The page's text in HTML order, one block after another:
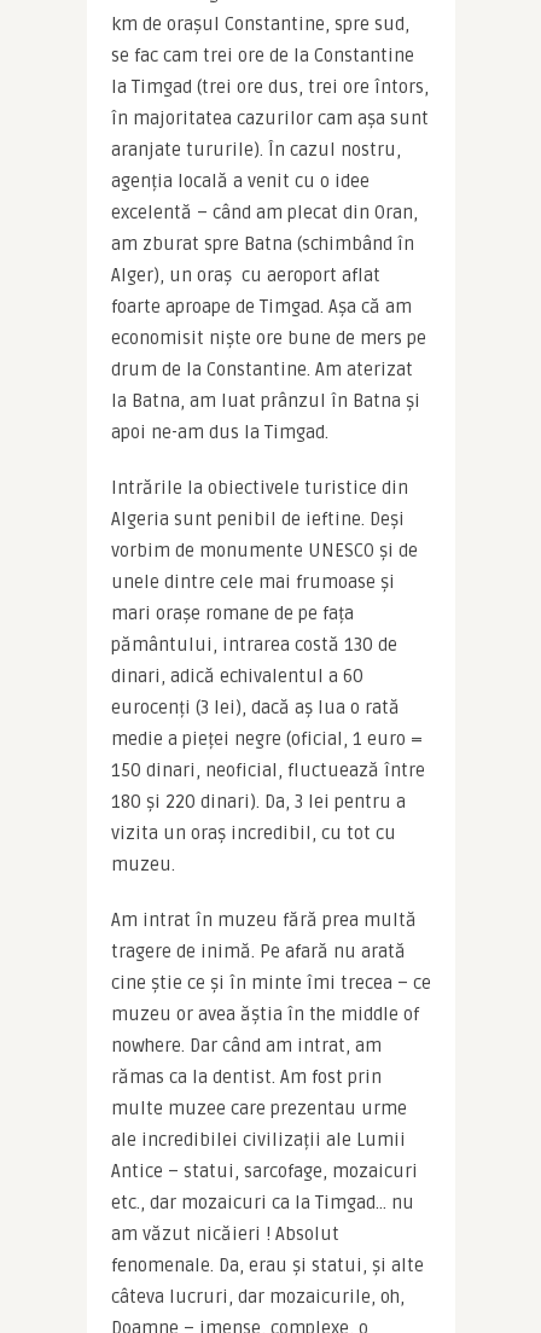
km de orașul Constantine, spre sud,
se fac cam trei ore de la Constantine
la Timgad (trei ore dus, trei ore întors,
în majoritatea cazurilor cam așa sunt
aranjate tururile). În cazul nostru,
agenția locală a venit cu o idee
excelentă – când am plecat din Oran,
am zburat spre Batna (schimbând în
Alger), un oraș  cu aeroport aflat
foarte aproape de Timgad. Așa că am
economisit niște ore bune de mers pe
drum de la Constantine. Am aterizat
la Batna, am luat prânzul în Batna și
apoi ne-am dus la Timgad.
Intrările la obiectivele turistice din
Algeria sunt penibil de ieftine. Deși
vorbim de monumente UNESCO și de
unele dintre cele mai frumoase și
mari orașe romane de pe fața
pământului, intrarea costă 130 de
dinari, adică echivalentul a 60
eurocenți (3 lei), dacă aș lua o rată
medie a pieței negre (oficial, 1 euro =
150 dinari, neoficial, fluctuează între
180 și 220 dinari). Da, 3 lei pentru a
vizita un oraș incredibil, cu tot cu
muzeu.
Am intrat în muzeu fără prea multă
tragere de inimă. Pe afară nu arată
cine știe ce și în minte îmi trecea – ce
muzeu or avea ăștia în the middle of
nowhere. Dar când am intrat, am
rămas ca la dentist. Am fost prin
multe muzee care prezentau urme
ale incredibilei civilizații ale Lumii
Antice – statui, sarcofage, mozaicuri
etc., dar mozaicuri ca la Timgad… nu
am văzut nicăieri ! Absolut
fenomenale. Da, erau și statui, și alte
câteva lucruri, dar mozaicurile, oh,
Doamne – imense, complexe, o